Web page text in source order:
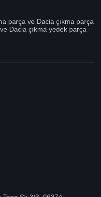
parça ve Dacia çıkma parça
Dacia çıkma yedek parça